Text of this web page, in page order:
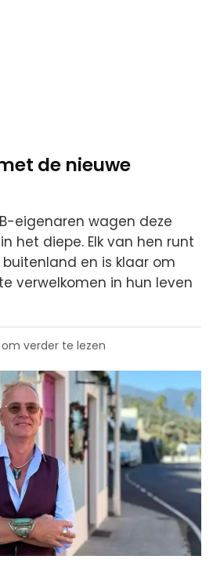
de nieuwe
eigenaren wagen deze
het diepe. Elk van hen runt
en is klaar om
verwelkomen in hun leven
om verder te lezen